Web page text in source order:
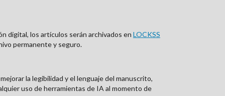
digital, los artículos serán archivados en LOCKSS
permanente y seguro.
la legibilidad y el lenguaje del manuscrito,
uso de herramientas de IA al momento de